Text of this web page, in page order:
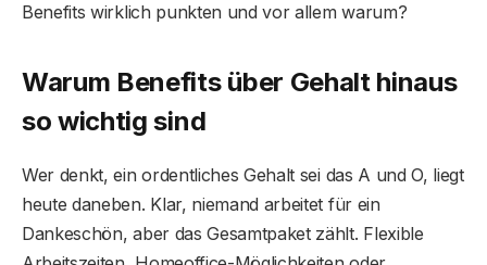
Benefits wirklich punkten und vor allem warum?
Warum Benefits über Gehalt hinaus
so wichtig sind
Wer denkt, ein ordentliches Gehalt sei das A und O, liegt
heute daneben. Klar, niemand arbeitet für ein
Dankeschön, aber das Gesamtpaket zählt. Flexible